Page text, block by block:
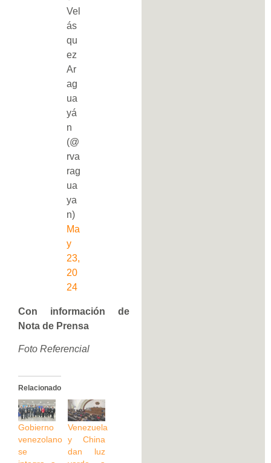
Vel
ás
qu
ez
Ar
ag
ua
yá
n
(@
rva
rag
ua
ya
n)
Ma
y
23,
20
24
Con información de
Nota de Prensa
Foto Referencial
Relacionado
Gobierno
venezolano
se
Venezuela
y China
dan luz